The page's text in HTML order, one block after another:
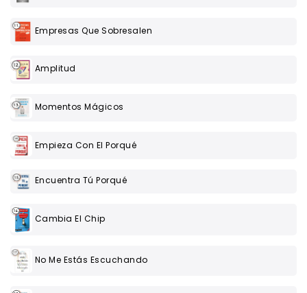
Empresas Que Sobresalen
Amplitud
Momentos Mágicos
Empieza Con El Porqué
Encuentra Tú Porqué
Cambia El Chip
No Me Estás Escuchando